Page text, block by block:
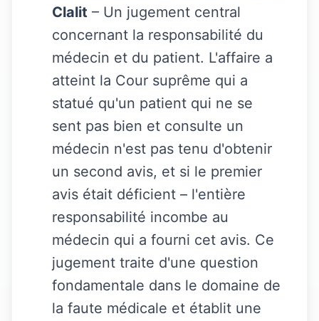
Clalit – Un jugement central
concernant la responsabilité du
médecin et du patient. L'affaire a
atteint la Cour suprême qui a
statué qu'un patient qui ne se
sent pas bien et consulte un
médecin n'est pas tenu d'obtenir
un second avis, et si le premier
avis était déficient – l'entière
responsabilité incombe au
médecin qui a fourni cet avis. Ce
jugement traite d'une question
fondamentale dans le domaine de
la faute médicale et établit une